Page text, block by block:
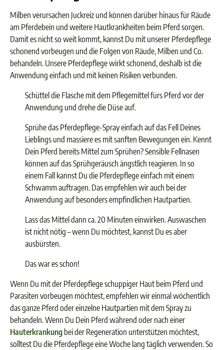
Milben verursachen Juckreiz und können darüber hinaus für Räude
am Pferdebein und weitere Hautkrankheiten beim Pferd sorgen.
Damit es nicht so weit kommt, kannst Du mit unserer Pferdepflege
schonend vorbeugen und die Folgen von Räude, Milben und Co.
behandeln. Unsere Pferdepflege wirkt schonend, deshalb ist die
Anwendung einfach und mit keinen Risiken verbunden.
Schüttel die Flasche mit dem Pflegemittel fürs Pferd vor der
Anwendung und drehe die Düse auf.
Sprühe das Pferdepflege-Spray einfach auf das Fell Deines
Lieblings und massiere es mit sanften Bewegungen ein. Kennt
Dein Pferd bereits Mittel zum Sprühen? Sensible Fellnasen
können auf das Sprühgeräusch ängstlich reagieren. In so
einem Fall kannst Du die Pferdepflege einfach mit einem
Schwamm auftragen. Das empfehlen wir auch bei der
Anwendung auf besonders empfindlichen Hautpartien.
Lass das Mittel dann ca. 20 Minuten einwirken. Auswaschen
ist nicht nötig – wenn Du möchtest, kannst Du es aber
ausbürsten.
Das war es schon!
Wenn Du mit der Pferdepflege schuppiger Haut beim Pferd und
Parasiten vorbeugen möchtest, empfehlen wir einmal wöchentlich
das ganze Pferd oder einzelne Hautpartien mit dem Spray zu
behandeln. Wenn Du Dein Pferd während oder nach einer
Hauterkrankung bei der Regeneration unterstützen möchtest,
solltest Du die Pferdepflege eine Woche lang täglich verwenden. So